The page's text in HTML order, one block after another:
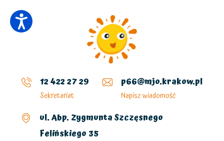
12 422 27 29
Sekretariat
p66@mjo.krakow.pl
Napisz wiadomość
ul. Abp. Zygmunta Szczęsnego
Felińskiego 35